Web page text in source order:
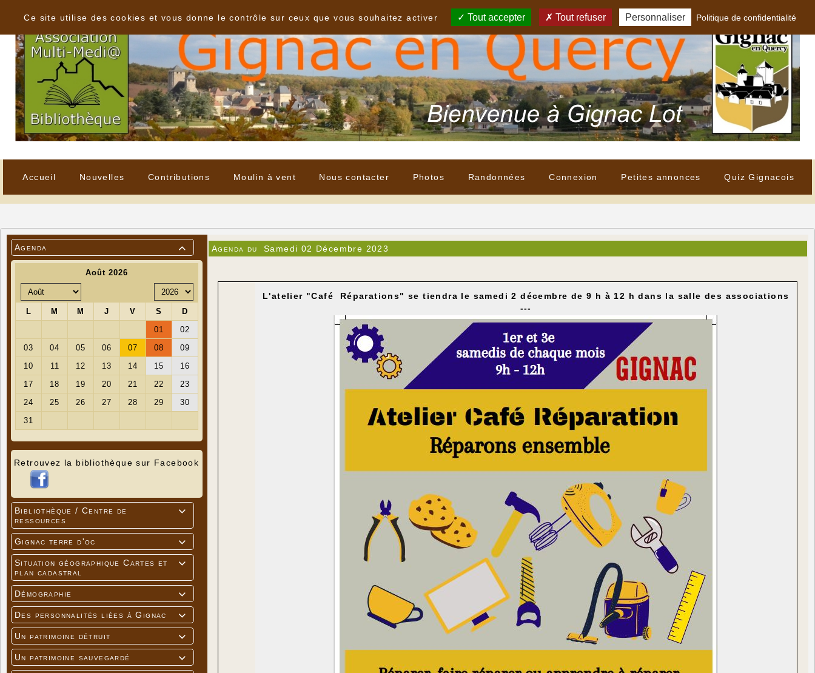
Accueil Nouvelles Contributions Moulin à vent Nous contacter Photos Randonnées Connexion Petites annonces Quiz Gignacois

Agenda
Retrouvez la bibliothèque sur Facebook

Bibliothèque / Centre de
ressources

Gignac terre d'oc

Situation géographique Cartes et
plan cadastral

Démographie

Des personnalités liées à Gignac

Un patrimoine détruit

Un patrimoine sauvegardé
Agenda du Samedi 02 Décembre 2023
L'atelier "Café Réparations" se tiendra le samedi 2 décembre de 9 h à 12 h dans la salle des associations
---
Ce site utilise des cookies et vous donne le contrôle sur ceux que vous souhaitez activer
Tout accepter Tout refuser Personnaliser Politique de confidentialité